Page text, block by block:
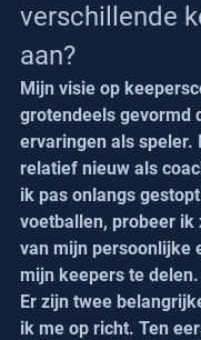
verschillende
aan?
Mijn visie op
grotendeels gevormd
ervaringen als speler.
relatief nieuw als
ik pas onlangs
voetballen, probeer ik
van mijn persoonlijke
mijn keepers te delen.
Er zijn twee
ik me op richt. Ten